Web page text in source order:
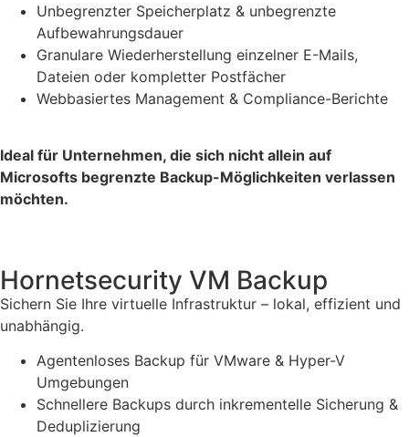
Unbegrenzter Speicherplatz & unbegrenzte
Aufbewahrungsdauer
Granulare Wiederherstellung einzelner E-Mails,
Dateien oder kompletter Postfächer
Webbasiertes Management & Compliance-Berichte
Ideal für Unternehmen, die sich nicht allein auf
Microsofts begrenzte Backup-Möglichkeiten verlassen
möchten.
Hornetsecurity VM Backup
Sichern Sie Ihre virtuelle Infrastruktur – lokal, effizient und
unabhängig.
Agentenloses Backup für VMware & Hyper-V
Umgebungen
Schnellere Backups durch inkrementelle Sicherung &
Deduplizierung